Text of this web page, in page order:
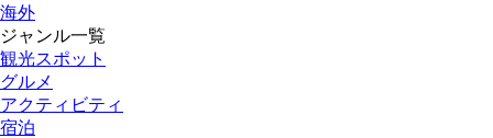
海外
ジャンル一覧
観光スポット
グルメ
アクティビティ
宿泊